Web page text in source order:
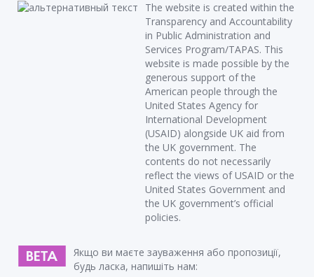
The website is created within the
Transparency and Accountability
in Public Administration and
Services Program/TAPAS. This
website is made possible by the
generous support of the
American people through the
United States Agency for
International Development
(USAID) alongside UK aid from
the UK government. The
contents do not necessarily
reflect the views of USAID or the
United States Government and
the UK government’s official
policies.
Якщо ви маєте зауваження або пропозиції,
будь ласка, напишіть нам: